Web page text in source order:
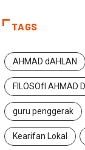
TAGS
AHMAD dAHLAN
FILOSOfI AHMAD
guru penggerak
Kearifan Lokal